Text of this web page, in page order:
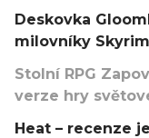
Deskovka
milovníky
Stolní RPG
verze hry
Heat – recenze